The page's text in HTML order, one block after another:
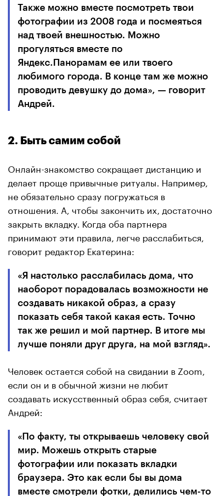
Также можно вместе посмотреть твои
фотографии из 2008 года и посмеяться
над твоей внешностью. Можно
прогуляться вместе по
Яндекс.Панорамам ее или твоего
любимого города. В конце там же можно
проводить девушку до дома», — говорит
Андрей.
2. Быть самим собой
Онлайн-знакомство сокращает дистанцию и
делает проще привычные ритуалы. Например,
не обязательно сразу погружаться в
отношения. А, чтобы закончить их, достаточно
закрыть вкладку. Когда оба партнера
принимают эти правила, легче расслабиться,
говорит редактор Екатерина:
«Я настолько расслабилась дома, что
наоборот порадовалась возможности не
создавать никакой образ, а сразу
показать себя такой какая есть. Точно
так же решил и мой партнер. В итоге мы
лучше поняли друг друга, на мой взгляд».
Человек остается собой на свидании в Zoom,
если он и в обычной жизни не любит
создавать искусственный образ себя, считает
Андрей:
«По факту, ты открываешь человеку свой
мир. Можешь открыть старые
фотографии или показать вкладки
браузера. Это как если бы вы дома
вместе смотрели фотки, делились чем-то